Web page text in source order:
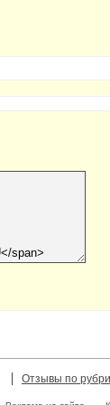
Отзывы по